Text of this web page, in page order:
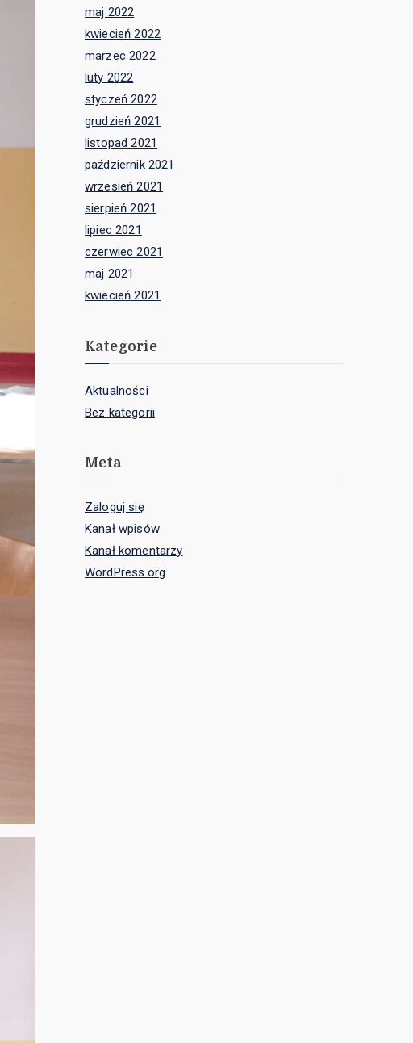
maj 2022
kwiecień 2022
marzec 2022
luty 2022
styczeń 2022
grudzień 2021
listopad 2021
październik 2021
wrzesień 2021
sierpień 2021
lipiec 2021
czerwiec 2021
maj 2021
kwiecień 2021
Kategorie
Aktualności
Bez kategorii
Meta
Zaloguj się
Kanał wpisów
Kanał komentarzy
WordPress.org